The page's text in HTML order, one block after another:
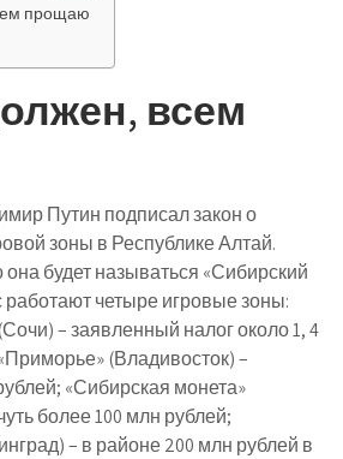
прощаю
всем
Путин подписал закон о
зоны в Республике Алтай.
будет называться «Сибирский
четыре игровые зоны:
– заявленный налог около 1, 4
(Владивосток) –
«Сибирская монета»
более 100 млн рублей;
– в районе 200 млн рублей в